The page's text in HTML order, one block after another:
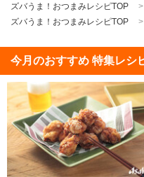
ズバうま！おつまみレシピTOP
ズバうま！おつまみレシピTOP
今月のおすすめ 特集レシ